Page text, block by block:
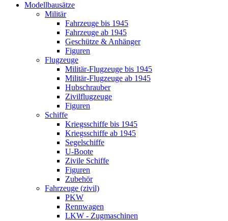
Modellbausätze
Militär
Fahrzeuge bis 1945
Fahrzeuge ab 1945
Geschütze & Anhänger
Figuren
Flugzeuge
Militär-Flugzeuge bis 1945
Militär-Flugzeuge ab 1945
Hubschrauber
Zivilflugzeuge
Figuren
Schiffe
Kriegsschiffe bis 1945
Kriegsschiffe ab 1945
Segelschiffe
U-Boote
Zivile Schiffe
Figuren
Zubehör
Fahrzeuge (zivil)
PKW
Rennwagen
LKW - Zugmaschinen